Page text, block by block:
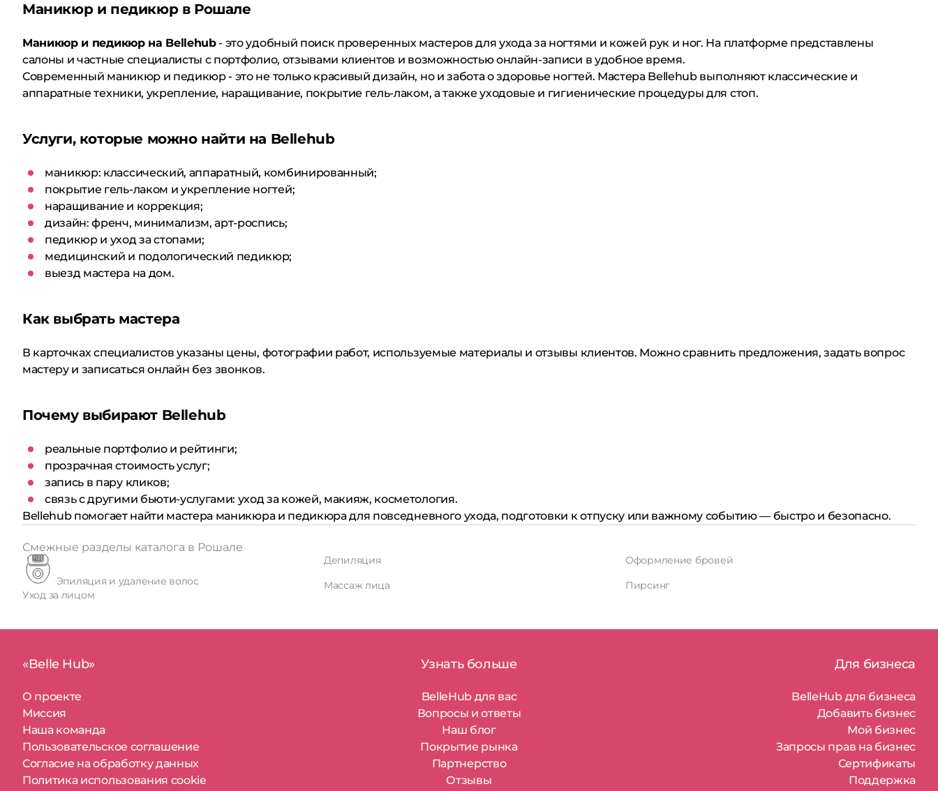
Маникюр и педикюр в Рошале
Маникюр и педикюр на Bellehub- это удобный поиск проверенных мастеров для ухода за ногтями и кожей рук и ног. На платформе представлены
салоны и частные специалисты с портфолио, отзывами клиентов и возможностью онлайн-записи в удобное время.
Современный маникюр и педикюр - это не только красивый дизайн, но и забота о здоровье ногтей. Мастера Bellehub выполняют классические и
аппаратные техники, укрепление, наращивание, покрытие гель-лаком, а также уходовые и гигиенические процедуры для стоп.
Услуги, которые можно найти на Bellehub
маникюр: классический, аппаратный, комбинированный;
покрытие гель-лаком и укрепление ногтей;
наращивание и коррекция;
дизайн: френч, минимализм, арт-роспись;
педикюр и уход за стопами;
медицинский и подологический педикюр;
выезд мастера на дом.
Как выбрать мастера
В карточках специалистов указаны цены, фотографии работ, используемые материалы и отзывы клиентов. Можно сравнить предложения, задать вопрос
мастеру и записаться онлайн без звонков.
Почему выбирают Bellehub
реальные портфолио и рейтинги;
прозрачная стоимость услуг;
запись в пару кликов;
связь с другими бьюти-услугами: уход за кожей, макияж, косметология.
Bellehub помогает найти мастера маникюра и педикюра для повседневного ухода, подготовки к отпуску или важному событию — быстро и безопасно.
Смежные разделы каталога в Рошале
Эпиляция и удаление волос
Уход за лицом
Депиляция
Массаж лица
Оформление бровей
Пирсинг
«Belle Hub»
О проекте
Миссия
Наша команда
Пользовательское соглашение
Согласие на обработку данных
Политика использования cookie
Узнать больше
BelleHub для вас
Вопросы и ответы
Наш блог
Покрытие рынка
Партнерство
Отзывы
Для бизнеса
BelleHub для бизнеса
Добавить бизнес
Мой бизнес
Запросы прав на бизнес
Сертификаты
Поддержка